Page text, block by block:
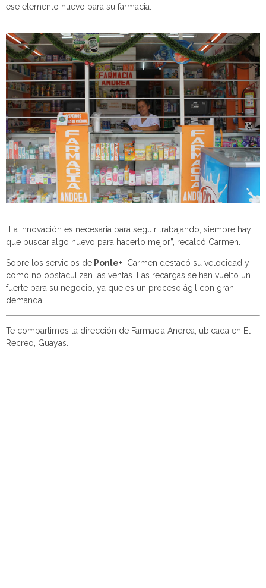
ese elemento nuevo para su farmacia.
“La innovación es necesaria para seguir trabajando, siempre hay
que buscar algo nuevo para hacerlo mejor”, recalcó Carmen.
Sobre los servicios de Ponle+ , Carmen destacó su velocidad y
como no obstaculizan las ventas. Las recargas se han vuelto un
fuerte para su negocio, ya que es un proceso ágil con gran
demanda.
Te compartimos la dirección de Farmacia Andrea, ubicada en El
Recreo, Guayas.